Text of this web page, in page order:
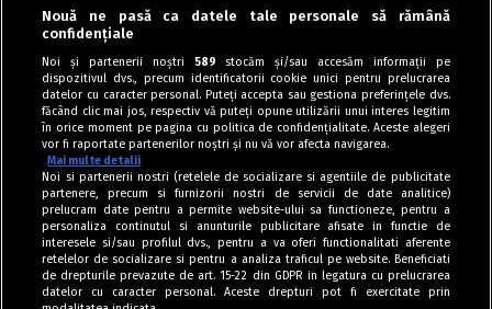
Nouă ne pasă ca datele tale personale să rămână
confidențiale
Noi și partenerii noștri 589 stocăm și/sau accesăm informații pe
dispozitivul dvs., precum identificatorii cookie unici pentru prelucrarea
datelor cu caracter personal. Puteți accepta sau gestiona preferințele dvs.
făcând clic mai jos, respectiv vă puteți opune utilizării unui interes legitim
în orice moment pe pagina cu politica de confidențialitate. Aceste alegeri
vor fi raportate partenerilor noștri și nu vă vor afecta navigarea.
Mai multe detalii
Noi si partenerii nostri (retelele de socializare si agentiile de publicitate
partenere, precum si furnizorii nostri de servicii de date analitice)
prelucram date pentru a permite website-ului sa functioneze, pentru a
personaliza continutul si anunturile publicitare afisate in functie de
interesele si/sau profilul dvs., pentru a va oferi functionalitati aferente
retelelor de socializare si pentru a analiza traficul pe website. Beneficiati
de drepturile prevazute de art. 15-22 din GDPR in legatura cu prelucrarea
datelor cu caracter personal. Aceste drepturi pot fi exercitate prin